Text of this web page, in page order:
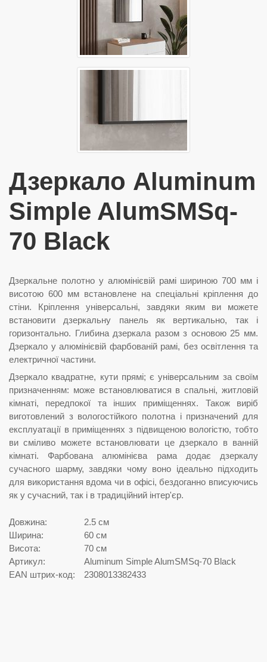
Дзеркало Aluminum
Simple AlumSMSq-
70 Black
Дзеркальне полотно у алюмінієвій рамі шириною 700 мм і
висотою 600 мм встановлене на спеціальні кріплення до
стіни. Кріплення універсальні, завдяки яким ви можете
встановити дзеркальну панель як вертикально, так і
горизонтально. Глибина дзеркала разом з основою 25 мм.
Дзеркало у алюмінієвій фарбованій рамі, без освітлення та
електричної частини.
Дзеркало квадратне, кути прямі; є універсальним за своїм
призначенням: може встановлюватися в спальні, житловій
кімнаті, передпокої та інших приміщеннях. Також виріб
виготовлений з вологостійкого полотна і призначений для
експлуатації в приміщеннях з підвищеною вологістю, тобто
ви сміливо можете встановлювати це дзеркало в ванній
кімнаті. Фарбована алюмінієва рама додає дзеркалу
сучасного шарму, завдяки чому воно ідеально підходить
для використання вдома чи в офісі, бездоганно вписуючись
як у сучасний, так і в традиційний інтер'єр.
Довжина:
2.5 см
Ширина:
60 см
Висота:
70 см
Артикул:
Aluminum Simple AlumSMSq-70 Black
EAN штрих-код:
2308013382433